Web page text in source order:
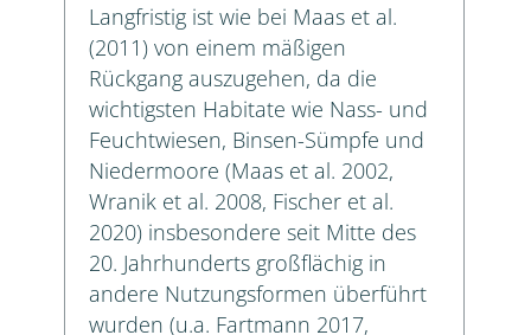
Langfristig ist wie bei Maas et al.
(2011) von einem mäßigen
Rückgang auszugehen, da die
wichtigsten Habitate wie Nass- und
Feuchtwiesen, Binsen-Sümpfe und
Niedermoore (Maas et al. 2002,
Wranik et al. 2008, Fischer et al.
2020) insbesondere seit Mitte des
20. Jahrhunderts großflächig in
andere Nutzungsformen überführt
wurden (u.a. Fartmann 2017,